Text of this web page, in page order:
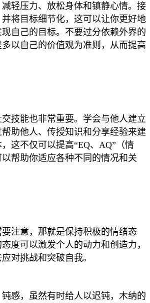
轻压力、放松身体和镇静心情。接
将目标细节化，这可以让你更好地
自己的目标。不要过分依赖外界的
以自己的价值观为准则，从而提高
技能也非常重要。学会与他人建立
助他人、传授知识和分享经验来建
这不仅可以提高“EQ、AQ”（情
帮助你适应各种不同的情况和关
注意，那就是保持积极的情绪态
度可以激发个人的动力和创造力，
对挑战和突破自我。
感，虽然有时给人以迟钝，木纳的